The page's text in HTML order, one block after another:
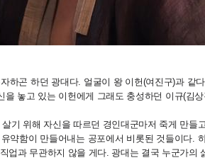
하곤 하던 광대다. 얼굴이 왕 이헌(여진구)과 같
놓고 있는 이헌에게 그래도 충성하던 이규(김
기 위해 자신을 따르던 경인대군마저 죽게 만들
약함이 만들어내는 공포에서 비롯된 것들이다.
업과 무관하지 않을 게다. 광대는 결국 누군가의